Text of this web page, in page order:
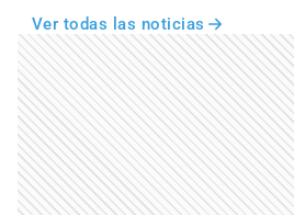
Ver todas las noticias